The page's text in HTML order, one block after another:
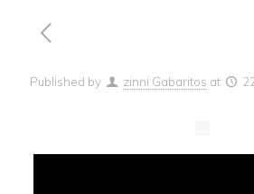
Published by zinni Gabaritos at